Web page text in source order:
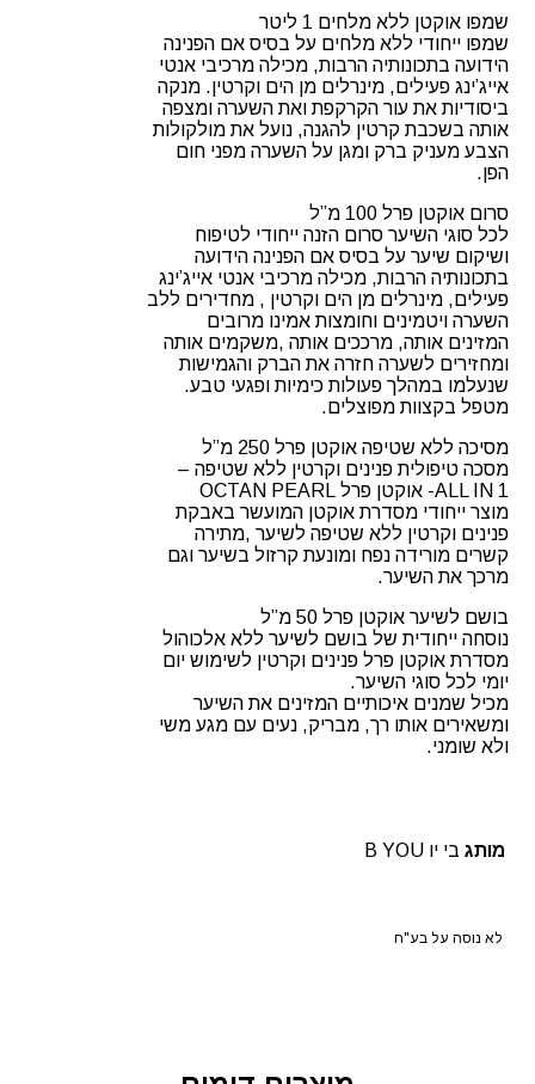
שמפו אוקטן ללא מלחים 1 ליטר
שמפו ייחודי ללא מלחים על בסיס אם הפנינה
הידועה בתכונותיה הרבות, מכילה מרכיבי אנטי
אייג’ינג פעילים, מינרלים מן הים וקרטין. מנקה
ביסודיות את עור הקרקפת ואת השערה ומצפה
אותה בשכבת קרטין להגנה, נועל את מולקולות
הצבע מעניק ברק ומגן על השערה מפני חום
הפן.
סרום אוקטן פרל 100 מ”ל
לכל סוגי השיער סרום הזנה ייחודי לטיפוח
ושיקום שיער על בסיס אם הפנינה הידועה
בתכונותיה הרבות, מכילה מרכיבי אנטי אייג’ינג
פעילים, מינרלים מן הים וקרטין , מחדירים ללב
השערה ויטמינים וחומצות אמינו מרובים
המזינים אותה, מרככים אותה ,משקמים אותה
ומחזירים לשערה חזרה את הברק והגמישות
שנעלמו במהלך פעולות כימיות ופגעי טבע.
מטפל בקצוות מפוצלים.
מסיכה ללא שטיפה אוקטן פרל 250 מ”ל
מסכה טיפולית פנינים וקרטין ללא שטיפה –
ALL IN 1- אוקטן פרל OCTAN PEARL
מוצר ייחודי מסדרת אוקטן המועשר באבקת
פנינים וקרטין ללא שטיפה לשיער ,מתירה
קשרים מורידה נפח ומונעת קרזול בשיער וגם
מרכך את השיער.
בושם לשיער אוקטן פרל 50 מ”ל
נוסחה ייחודית של בושם לשיער ללא אלכוהול
מסדרת אוקטן פרל פנינים וקרטין לשימוש יום
יומי לכל סוגי השיער.
מכיל שמנים איכותיים המזינים את השיער
ומשאירים אותו רך, מבריק, נעים עם מגע משי
ולא שומני.
מותג בי יו B YOU
לא נוסה על בע"ח